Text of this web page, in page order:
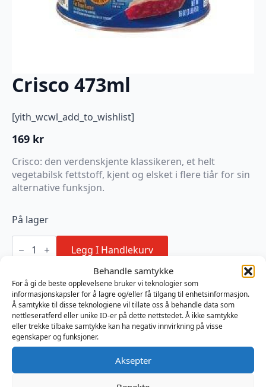
Behandle samtykke
For å gi de beste opplevelsene bruker vi teknologier som
informasjonskapsler for å lagre og/eller få tilgang til enhetsinformasjon.
Å samtykke til disse teknologiene vil tillate oss å behandle data som
nettleseratferd eller unike ID-er på dette nettstedet. Å ikke samtykke
eller trekke tilbake samtykke kan ha negativ innvirkning på visse
egenskaper og funksjoner.
Aksepter
Crisco 473ml
[yith_wcwl_add_to_wishlist]
169 kr
Crisco: den verdenskjente klassikeren, et helt
vegetabilsk fettstoff, kjent og elsket i flere tiår for sin
alternative funksjon.
På lager
Crisco
473ml
antall
Legg I Handlekurv
Produktnummer:
MB912501
Kategorier:Fisting,Glid og Hygiene ,Glidemidler
Brand:Crisco